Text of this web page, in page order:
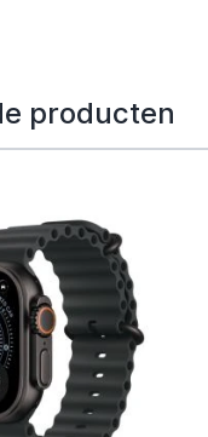
producten